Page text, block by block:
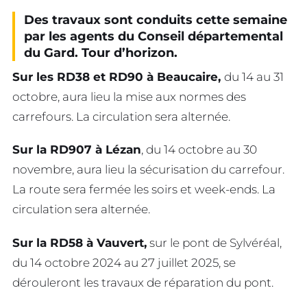
Des travaux sont conduits cette semaine
par les agents du Conseil départemental
du Gard. Tour d’horizon.
Sur les RD38 et RD90 à Beaucaire, du 14 au 31
octobre, aura lieu la mise aux normes des
carrefours. La circulation sera alternée.
Sur la RD907 à Lézan, du 14 octobre au 30
novembre, aura lieu la sécurisation du carrefour.
La route sera fermée les soirs et week-ends. La
circulation sera alternée.
Sur la RD58 à Vauvert, sur le pont de Sylvéréal,
du 14 octobre 2024 au 27 juillet 2025, se
dérouleront les travaux de réparation du pont.